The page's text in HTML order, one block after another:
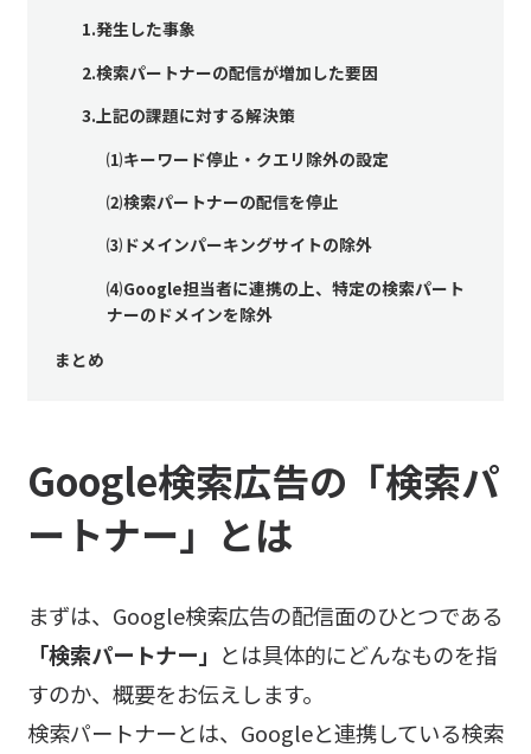
1.発生した事象
2.検索パートナーの配信が増加した要因
3.上記の課題に対する解決策
⑴キーワード停止・クエリ除外の設定
⑵検索パートナーの配信を停止
⑶ドメインパーキングサイトの除外
⑷Google担当者に連携の上、特定の検索パート
ナーのドメインを除外
まとめ
Google検索広告の「検索パ
ートナー」とは
まずは、Google検索広告の配信面のひとつである
「検索パートナー」 とは具体的にどんなものを指
すのか、概要をお伝えします。
検索パートナーとは、Googleと連携している検索